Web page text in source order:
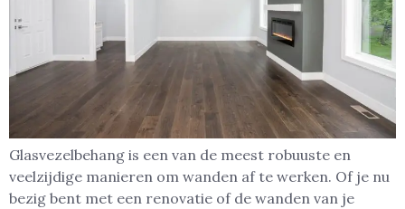
Glasvezelbehang is een van de meest robuuste en
veelzijdige manieren om wanden af te werken. Of je nu
bezig bent met een renovatie of de wanden van je